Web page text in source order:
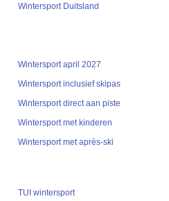
Wintersport Duitsland
Wintersport april 2027
Wintersport inclusief skipas
Wintersport direct aan piste
Wintersport met kinderen
Wintersport met après-ski
TUI wintersport